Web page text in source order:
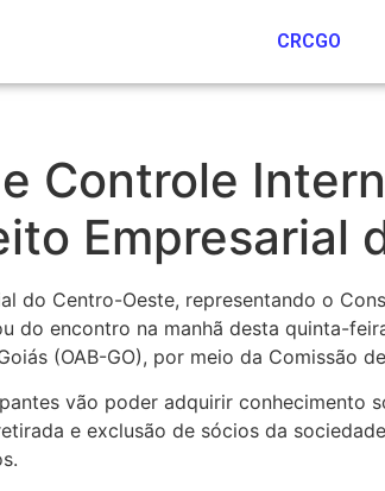
CRCGO
Controle
Empresarial
do Centro-Oeste, representando o
do encontro na manhã desta quinta-
(OAB-GO), por meio da Comissão
vão poder adquirir conhecimento
e exclusão de sócios da